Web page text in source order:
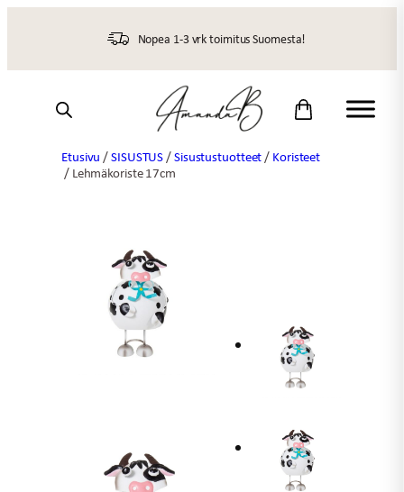
Nopea 1-3 vrk toimitus Suomesta!
Etusivu /SISUSTUS/Sisustustuotteet/ Koristeet
/ Lehmäkoriste 17cm